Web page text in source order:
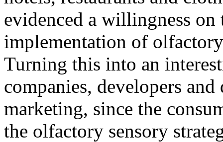
evidenced a willingness
implementation of
Turning this into an
companies, developers
marketing, since the
the olfactory sensory